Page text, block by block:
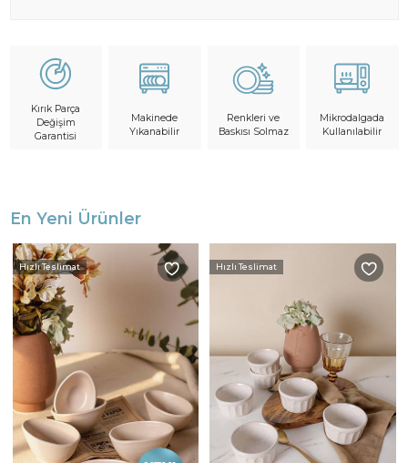
Kırık Parça
Değişim
Garantisi
Makinede
Yıkanabilir
Renkleri ve
Baskısı Solmaz
Mikrodalgada
Kullanılabilir
En Yeni Ürünler
Hızlı Teslimat Hızlı Teslimat